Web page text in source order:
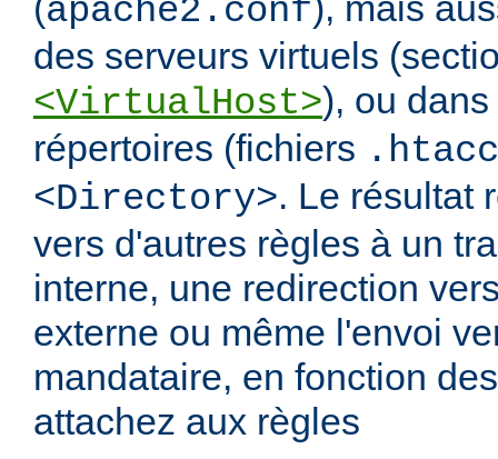
apache2.conf
des serveurs virtuels
<VirtualHost>), ou
répertoires (fichiers
<Directory>. Le résultat
vers d'autres règles à un
interne, une redirection
externe ou même l'envoi
mandataire, en fonction
attachez aux règles